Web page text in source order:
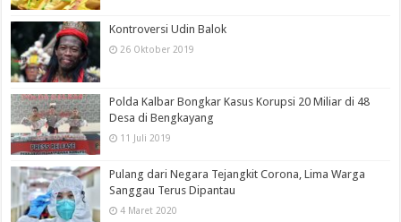
Kontroversi Udin Balok
26 Oktober 2019
Polda Kalbar Bongkar Kasus Korupsi 20 Miliar di 48
Desa di Bengkayang
11 Juli 2019
Pulang dari Negara Tejangkit Corona, Lima Warga
Sanggau Terus Dipantau
4 Maret 2020